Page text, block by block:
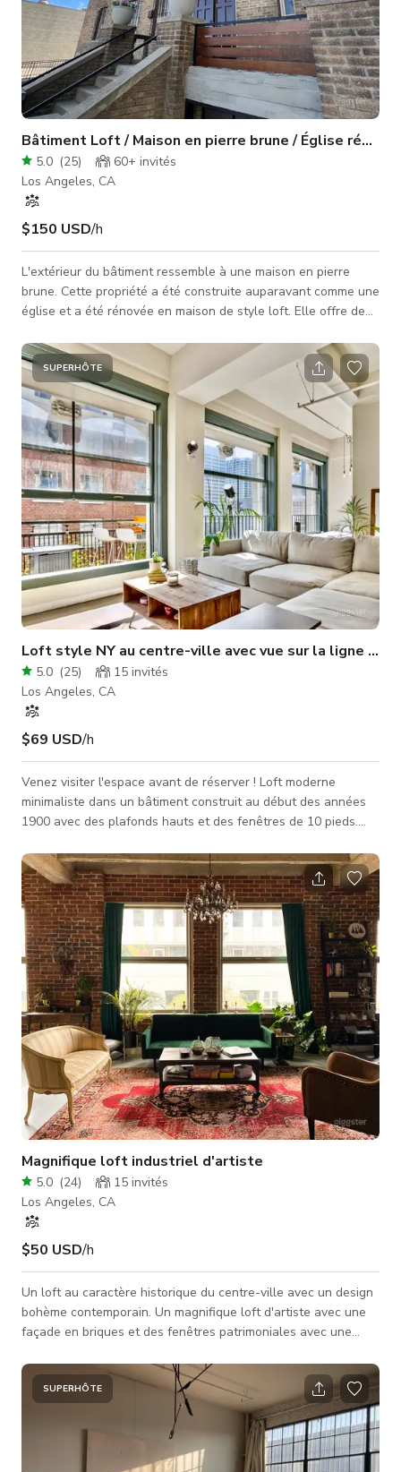
Bâtiment Loft / Maison en pierre brune / Église
5.0 (25) 60+ invités
Los Angeles, CA
$150 USD/h
L'extérieur du bâtiment ressemble à une maison en pierre
brune. Cette propriété a été construite auparavant comme une
église et a été rénovée en maison de style loft. Elle offre de
SUPERHÔTE
Loft style NY au centre-ville avec vue sur la ligne
5.0 (25) 15 invités
Los Angeles, CA
$69 USD/h
Venez visiter l'espace avant de réserver ! Loft moderne
minimaliste dans un bâtiment construit au début des années
1900 avec des plafonds hauts et des fenêtres de 10 pieds.
compris un magnifique foyer sur le balcon de style new-
yorkais, ce qui rend cet espace parfait pour tous types de
séances photo et vidéo. Les grandes fenêtres offrent une vue
dégagée sur la ligne d'horizon de Pershing Square et le
quartier financier de DT
Magnifique loft industriel d'artiste
5.0 (24) 15 invités
Los Angeles, CA
$50 USD/h
Un loft au caractère historique du centre-ville avec un design
bohème contemporain. Un magnifique loft d'artiste avec une
façade en briques et des fenêtres patrimoniales avec une
SUPERHÔTE